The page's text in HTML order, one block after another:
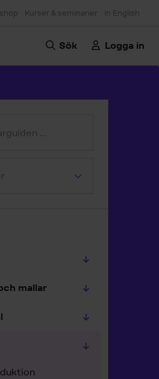
Kurser & seminarier In English
Sök Logga in
mallar